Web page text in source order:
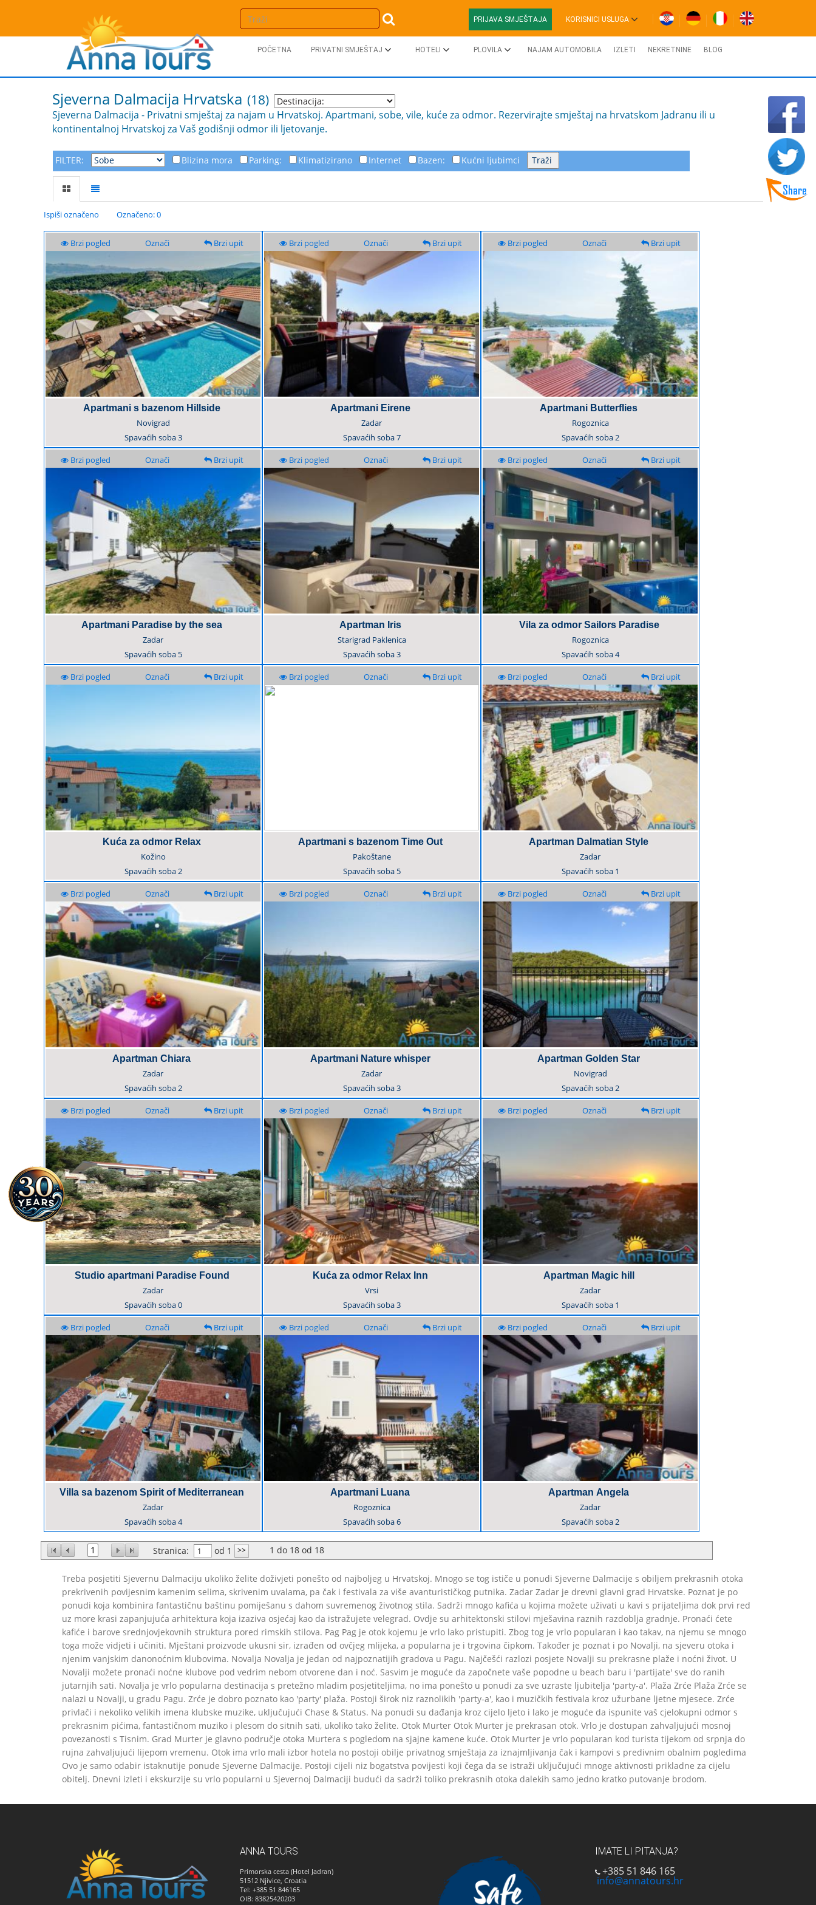
PRIJAVA SMJEŠTAJA KORISNICI USLUGA
POČETNA PRIVATNI SMJEŠTAJ HOTELI PLOVILA NAJAM AUTOMOBILA IZLETI NEKRETNINE BLOG
Sjeverna Dalmacija Hrvatska (18)
Sjeverna Dalmacija - Privatni smještaj za najam u Hrvatskoj. Apartmani, sobe, vile, kuće za odmor. Rezervirajte smještaj na hrvatskom Jadranu ili u
kontinentalnoj Hrvatskoj za Vaš godišnji odmor ili ljetovanje.
FILTER: Blizina mora Parking: Klimatizirano Internet Bazen: Kućni ljubimci
Ispiši označeno Označeno: 0
Brzi pogled Označi Brzi upit
Apartmani s bazenom Hillside
Novigrad
Spavaćih soba3
Brzi pogled Označi Brzi upit
Apartmani Eirene
Zadar
Spavaćih soba7
Brzi pogled Označi Brzi upit
Apartmani Butterflies
Rogoznica
Spavaćih soba2
Brzi pogled Označi Brzi upit
Apartmani Paradise by the sea
Zadar
Spavaćih soba 5
Brzi pogled Označi Brzi upit
Apartman Iris
Starigrad Paklenica
Spavaćih soba3
Brzi pogled Označi Brzi upit
Vila za odmor Sailors Paradise
Rogoznica
Spavaćih soba4
Brzi pogled Označi Brzi upit
Kuća za odmor Relax
Kožino
Spavaćih soba2
Brzi pogled Označi Brzi upit
Apartmani s bazenom Time Out
Pakoštane
Spavaćih soba 5
Brzi pogled Označi Brzi upit
Apartman Dalmatian Style
Zadar
Spavaćih soba 1
Brzi pogled Označi Brzi upit
Apartman Chiara
Zadar
Spavaćih soba2
Brzi pogled Označi Brzi upit
Apartmani Nature whisper
Zadar
Spavaćih soba3
Brzi pogled Označi Brzi upit
Apartman Golden Star
Novigrad
Spavaćih soba2
Brzi pogled Označi Brzi upit
Studio apartmani Paradise Found
Zadar
Spavaćih soba0
Brzi pogled Označi Brzi upit
Kuća za odmor Relax Inn
Vrsi
Spavaćih soba3
Brzi pogled Označi Brzi upit
Apartman Magic hill
Zadar
Spavaćih soba 1
Brzi pogled Označi Brzi upit
Villa sa bazenom Spirit of Mediterranean
Zadar
Spavaćih soba4
Brzi pogled Označi Brzi upit
Apartmani Luana
Rogoznica
Spavaćih soba6
Brzi pogled Označi Brzi upit
Apartman Angela
Zadar
Spavaćih soba2
1 Stranica: od 1 1 do 18 od 18
Treba posjetiti Sjevernu Dalmaciju ukoliko želite doživjeti ponešto od najboljeg u Hrvatskoj. Mnogo se tog ističe u ponudi Sjeverne Dalmacije s obiljem prekrasnih otoka
prekrivenih povijesnim kamenim selima, skrivenim uvalama, pa čak i festivala za više avanturističkog putnika. Zadar Zadar je drevni glavni grad Hrvatske. Poznat je po
ponudi koja kombinira fantastičnu baštinu pomiješanu s dahom suvremenog životnog stila. Sadrži mnogo kafića u kojima možete uživati u kavi s prijateljima dok prvi red
uz more krasi zapanjujuća arhitektura koja izaziva osjećaj kao da istražujete velegrad. Ovdje su arhitektonski stilovi mješavina raznih razdoblja gradnje. Pronaći ćete
kafiće i barove srednjovjekovnih struktura pored rimskih stilova. Pag Pag je otok kojemu je vrlo lako pristupiti. Zbog tog je vrlo popularan i kao takav, na njemu se mnogo
toga može vidjeti i učiniti. Mještani proizvode ukusni sir, izrađen od ovčjeg mlijeka, a popularna je i trgovina čipkom. Također je poznat i po Novalji, na sjeveru otoka i
njenim vanjskim danonoćnim klubovima. Novalja Novalja je jedan od najpoznatijih gradova u Pagu. Najčešći razlozi posjete Novalji su prekrasne plaže i noćni život. U
Novalji možete pronaći noćne klubove pod vedrim nebom otvorene dan i noć. Sasvim je moguće da započnete vaše popodne u beach baru i 'partijate' sve do ranih
jutarnjih sati. Novalja je vrlo popularna destinacija s pretežno mladim posjetiteljima, no ima ponešto u ponudi za sve uzraste ljubitelja 'party-a'. Plaža Zrće Plaža Zrće se
nalazi u Novalji, u gradu Pagu. Zrće je dobro poznato kao 'party' plaža. Postoji širok niz raznolikih 'party-a', kao i muzičkih festivala kroz užurbane ljetne mjesece. Zrće
privlači i nekoliko velikih imena klubske muzike, uključujući Chase & Status. Na ponudi su dađanja kroz cijelo ljeto i lako je moguće da ispunite vaš cjelokupni odmor s
prekrasnim pićima, fantastičnom muziko i plesom do sitnih sati, ukoliko tako želite. Otok Murter Otok Murter je prekrasan otok. Vrlo je dostupan zahvaljujući mosnoj
povezanosti s Tisnim. Grad Murter je glavno područje otoka Murtera s pogledom na sjajne kamene kuće. Otok Murter je vrlo popularan kod turista tijekom od srpnja do
rujna zahvaljujući lijepom vremenu. Otok ima vrlo mali izbor hotela no postoji obilje privatnog smještaja za iznajmljivanja čak i kampovi s predivnim obalnim pogledima
Ovo je samo odabir istaknutije ponude Sjeverne Dalmacije. Postoji cijeli niz bogatstva povijesti koji čega da se istraži uključujući mnoge aktivnosti prikladne za cijelu
obitelj. Dnevni izleti i ekskurzije su vrlo popularni u Sjevernoj Dalmaciji budući da sadrži toliko prekrasnih otoka dalekih samo jedno kratko putovanje brodom.
ANNA TOURS
Primorska cesta (Hotel Jadran)
51512 Njivice, Croatia
Tel: +385 51 846165
OIB: 83825420203
IMATE LI PITANJA?
+385 51 846 165
info@annatours.hr